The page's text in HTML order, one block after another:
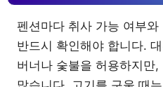
펜션마다 취사 가능 여부
반드시 확인해야 합니다.
버너나 숯불을 허용하지만